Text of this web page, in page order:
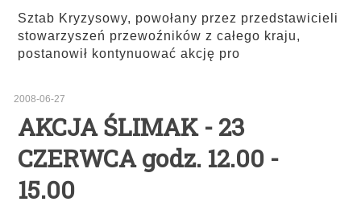
Sztab Kryzysowy, powołany przez przedstawicieli
stowarzyszeń przewoźników z całego kraju,
postanowił kontynuować akcję pro
2008-06-27
AKCJA ŚLIMAK - 23
CZERWCA godz. 12.00 -
15.00